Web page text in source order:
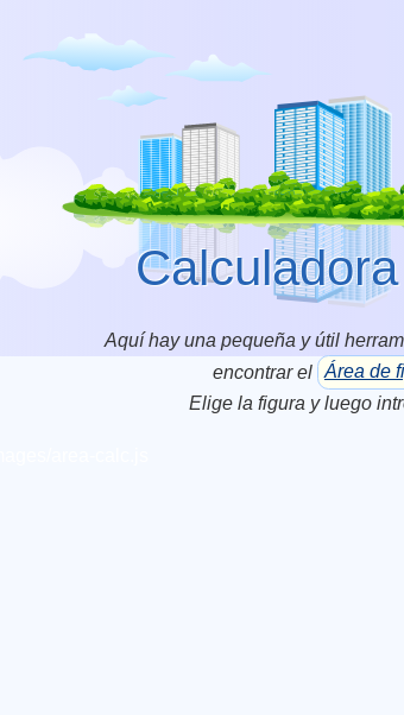
Aquí hay una pequeña y útil
encontrar el Área de
Elige la figura y luego